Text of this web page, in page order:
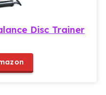
Disc Trainer